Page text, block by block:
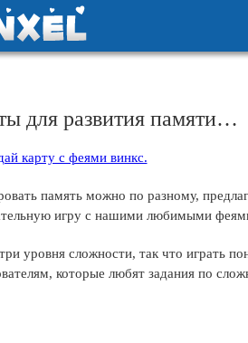
для развития памяти…
память можно по разному,
игру с нашими любимыми
уровня сложности, так что играть
которые любят задания по